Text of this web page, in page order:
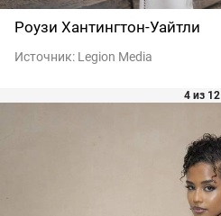
Роузи Хантингтон-Уайтли
Источник: Legion Media
4 из 12